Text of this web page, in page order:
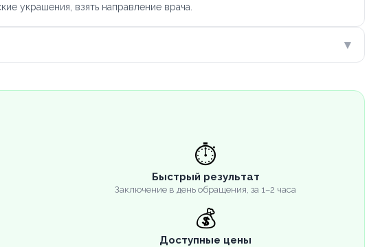
украшения, взять направление врача.
▾
⏱️
Быстрый результат
Заключение в день обращения, за 1–2 часа
💰
Доступные цены